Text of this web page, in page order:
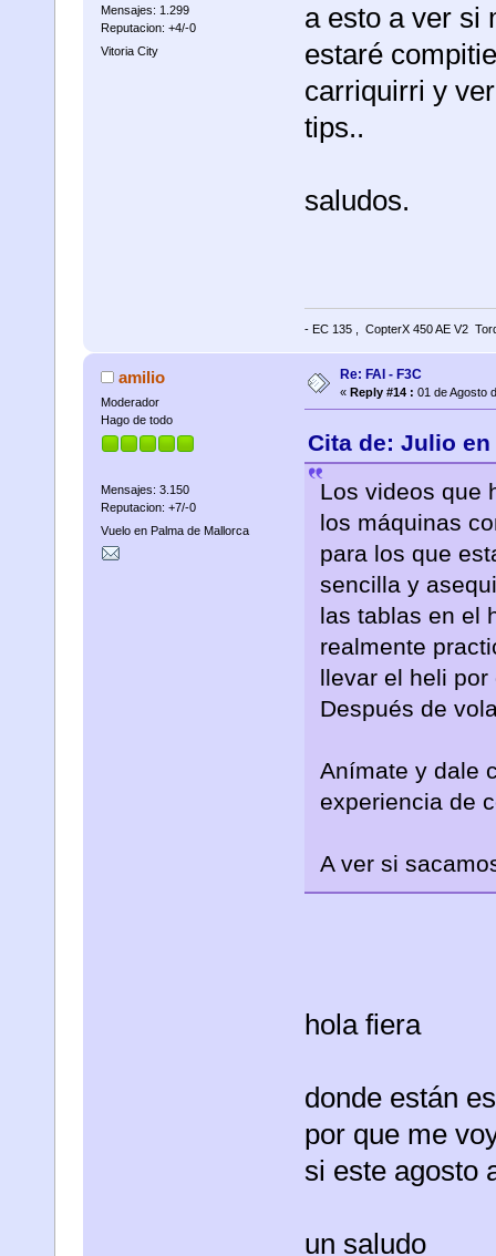
Mensajes: 1.299
Reputacion: +4/-0
Vitoria City
a esto a ver si
estaré
carriquirri y
tips..
saludos.
- EC 135 , CopterX 450 AE V2
amilio
Moderador
Hago de todo
Mensajes: 3.150
Reputacion: +7/-0
Vuelo en Palma de Mallorca
Re: FAI - F3C
« Reply #14 : 01 de Agosto
Cita de: Julio en
Los videos que
los máquinas
para los que
sencilla y
las tablas en el
realmente
llevar el heli
Después de
Anímate y dale
experiencia de
A ver si
hola fiera
donde están
por que me
si este agosto
un saludo